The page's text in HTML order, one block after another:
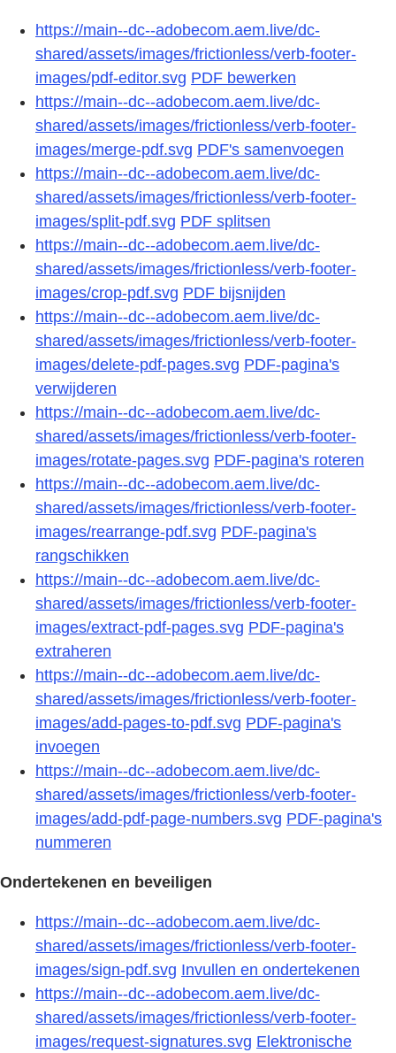
https://main--dc--adobecom.aem.live/dc-
shared/assets/images/frictionless/verb-footer-
images/pdf-editor.svg PDF bewerken
https://main--dc--adobecom.aem.live/dc-
shared/assets/images/frictionless/verb-footer-
images/merge-pdf.svg PDF's samenvoegen
https://main--dc--adobecom.aem.live/dc-
shared/assets/images/frictionless/verb-footer-
images/split-pdf.svg PDF splitsen
https://main--dc--adobecom.aem.live/dc-
shared/assets/images/frictionless/verb-footer-
images/crop-pdf.svg PDF bijsnijden
https://main--dc--adobecom.aem.live/dc-
shared/assets/images/frictionless/verb-footer-
images/delete-pdf-pages.svg PDF-pagina's
verwijderen
https://main--dc--adobecom.aem.live/dc-
shared/assets/images/frictionless/verb-footer-
images/rotate-pages.svg PDF-pagina's roteren
https://main--dc--adobecom.aem.live/dc-
shared/assets/images/frictionless/verb-footer-
images/rearrange-pdf.svg PDF-pagina's
rangschikken
https://main--dc--adobecom.aem.live/dc-
shared/assets/images/frictionless/verb-footer-
images/extract-pdf-pages.svg PDF-pagina's
extraheren
https://main--dc--adobecom.aem.live/dc-
shared/assets/images/frictionless/verb-footer-
images/add-pages-to-pdf.svg PDF-pagina's
invoegen
https://main--dc--adobecom.aem.live/dc-
shared/assets/images/frictionless/verb-footer-
images/add-pdf-page-numbers.svg PDF-pagina's
nummeren
Ondertekenen en beveiligen
https://main--dc--adobecom.aem.live/dc-
shared/assets/images/frictionless/verb-footer-
images/sign-pdf.svg Invullen en ondertekenen
https://main--dc--adobecom.aem.live/dc-
shared/assets/images/frictionless/verb-footer-
images/request-signatures.svg Elektronische